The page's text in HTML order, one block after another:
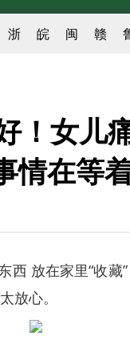
浙 皖 闽 赣
！女儿
情在等
放在家里“收藏
放心。